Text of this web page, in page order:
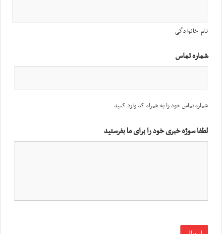
نام خانوادگی
شماره تماس
شماره تماس خود را به همراه کد وارد کنید
لطفا سوژه خبری خود را برای ما بفرستید